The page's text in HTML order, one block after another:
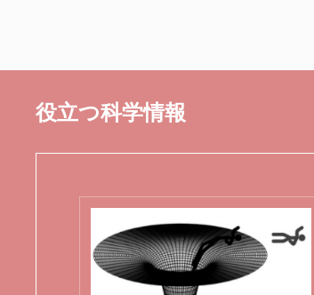
役立つ科学情報